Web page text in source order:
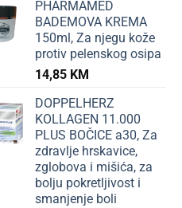
PHARMAMED
BADEMOVA KREMA
150ml, Za njegu kože
protiv pelenskog osipa
14,85 KM
DOPPELHERZ
KOLLAGEN 11.000
PLUS BOČICE a30, Za
zdravlje hrskavice,
zglobova i mišića, za
bolju pokretljivost i
smanjenje boli